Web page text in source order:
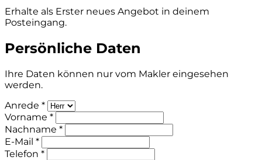
Erhalte als Erster neues Angebot in deinem
Posteingang.
Persönliche Daten
Ihre Daten können nur vom Makler eingesehen
werden.
Anrede *
Vorname *
Nachname *
E-Mail *
Telefon *